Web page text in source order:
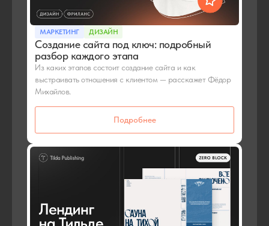
МАРКЕТИНГ ДИЗАЙН
Создание сайта под ключ: подробный
разбор каждого этапа
Из каких этапов состоит создание сайта и как
выстраивать отношения с клиентом — расскажет Фёдор
Михайлов.
Подробнее